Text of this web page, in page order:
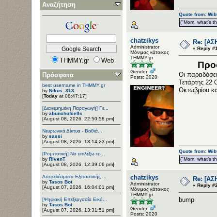
Αναζήτηση
THMMY.gr
Web
Πρόσφατα
best username in THMMY.gr
by Nikos_313
[Today at 08:47:17]
[Διανεμημένη Παραγωγή] Γε...
by abunchofcells
[August 08, 2026, 22:50:58 pm]
Νευρωνικά Δίκτυα - Βαθιά...
by sassi
[August 08, 2026, 13:14:23 pm]
[Ρομποτική] Να επιλέξω το...
by RivenT
[August 08, 2026, 12:39:06 pm]
Αποτελέσματα Εξεταστικής ...
by Tasos Bot
[August 07, 2026, 16:04:01 pm]
[Ψηφιακή Επεξεργασία Εικό...
by Tasos Bot
[August 07, 2026, 13:31:51 pm]
Quote from:
("Mom, what’s
chatzikys
Administrator
Μόνιμος κάτοικος
ΤΗΜΜΥ.gr
Gender:
Posts: 2020
Re:
« Reply
Οι
Τετάρτης 22
Οκτωβρίου
Quote from:
("Mom, what’s
chatzikys
Administrator
Μόνιμος κάτοικος
ΤΗΜΜΥ.gr
Gender:
Posts: 2020
Re:
« Reply
bump